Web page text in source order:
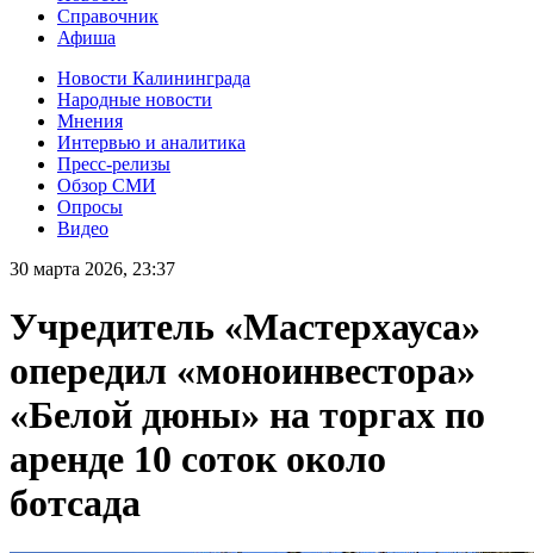
Справочник
Афиша
Новости Калининграда
Народные новости
Мнения
Интервью и аналитика
Пресс-релизы
Обзор СМИ
Опросы
Видео
30 марта 2026, 23:37
Учредитель «Мастерхауса»
опередил «моноинвестора»
«Белой дюны» на торгах по
аренде 10 соток около
ботсада